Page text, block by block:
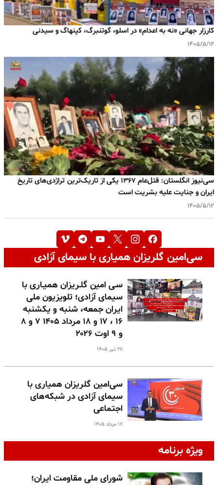
کارزار جهانی «نه به اعدام» در اسلو، گوتنبرگ، کپنهاگ و سیدنی
۱۴۰۵/۵/۱۲
سی‌نیوز انگلستان: قتل‌عام ۱۳۶۷ یکی از تاریک‌ترین تراژدی‌های تاریخ
ایران و جنایت علیه بشریت است
۱۴۰۵/۵/۱۲
سی‌امین گلریزان همیاری با سیمای آزادی
سـی امین گلـریزان همیـاری با
سیمای آزادی؛ تلویزیون ملی
ایران جمعه، شنبه و یکشنبه
۱۶ ، ۱۷ و ۱۸ مرداد ۱۴۰۵ ۷ و ۸
و ۹ اوت ۲۰۲۶
۲۸ تیر ۱۴۰۵
سی‌امین گلریزان همیاری با
سیمای آزادی در شبکه‌های
اجتماعی
۱۷ مرداد ۱۴۰۵
ویژه برنامه
شورای ملی مقاومت ایران؛